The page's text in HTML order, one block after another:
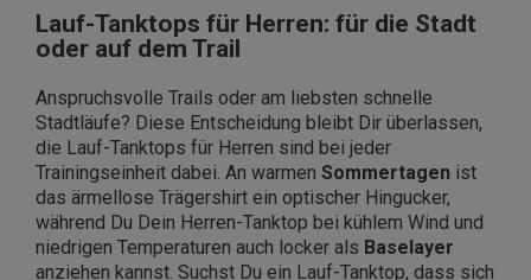
Lauf-Tanktops für Herren: für die Stadt
oder auf dem Trail
Anspruchsvolle Trails oder am liebsten schnelle
Stadtläufe? Diese Entscheidung bleibt Dir überlassen,
die Lauf-Tanktops für Herren sind bei jeder
Trainingseinheit dabei. An warmen Sommertagen ist
das ärmellose Trägershirt ein optischer Hingucker,
während Du Dein Herren-Tanktop bei kühlem Wind und
niedrigen Temperaturen auch locker als Baselayer
anziehen kannst. Suchst Du ein Lauf-Tanktop, dass sich